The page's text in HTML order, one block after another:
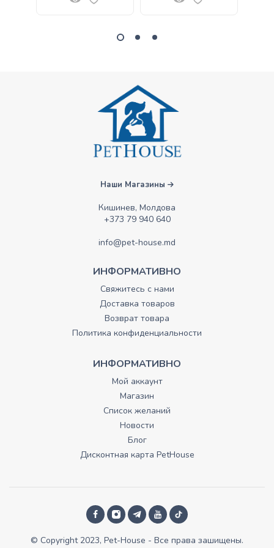
Наши Магазины
Кишинев, Молдова
+373 79 940 640
info@pet-house.md
ИНФОРМАТИВНО
Свяжитесь с нами
Доставка товаров
Возврат товара
Политика конфиденциальности
ИНФОРМАТИВНО
Мой аккаунт
Магазин
Список желаний
Новости
Блог
Дисконтная карта PetHouse
© Copyright 2023, Pet-House - Все права зашищены.